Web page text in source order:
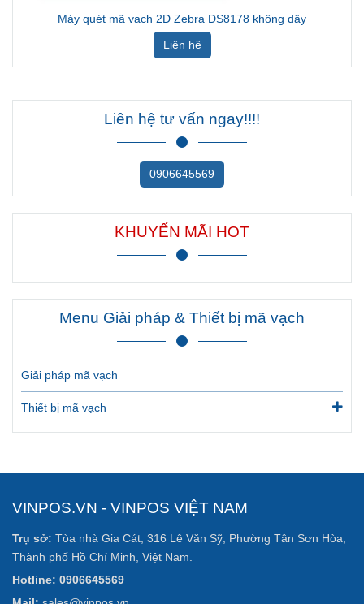
VINPOS.VN - VINPOS VIỆT NAM
Trụ sở: Tòa nhà Gia Cát, 316 Lê Văn Sỹ, Phường Tân Sơn Hòa,
Thành phố Hồ Chí Minh, Việt Nam.
Hotline: 0906645569
Máy quét mã vạch 2D Zebra DS8178 không dây
Liên hệ
Liên hệ tư vấn ngay!!!!
0906645569
KHUYẾN MÃI HOT
Menu Giải pháp & Thiết bị mã vạch
Giải pháp mã vạch
Thiết bị mã vạch